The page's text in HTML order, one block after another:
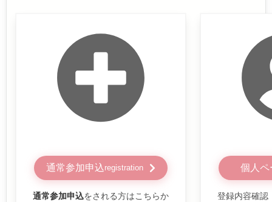
通常参加申込registration
通常参加申込をされる方はこちらか
個人ペ
登録内容確認